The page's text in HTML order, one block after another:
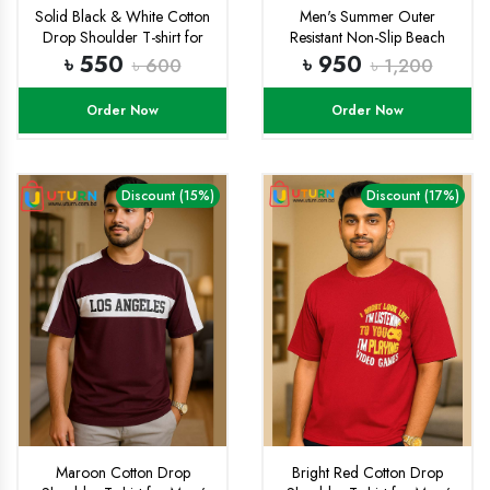
Solid Black & White Cotton
Drop Shoulder T-shirt for
Men/ woman
৳ 550 ৳ 600
Order Now
Men's Summer Outer
Resistant Non-Slip Beach
Slippers
৳ 950 ৳ 1,200
Order Now
Discount (15%)
Maroon Cotton Drop
Discount (17%)
Bright Red Cotton Drop